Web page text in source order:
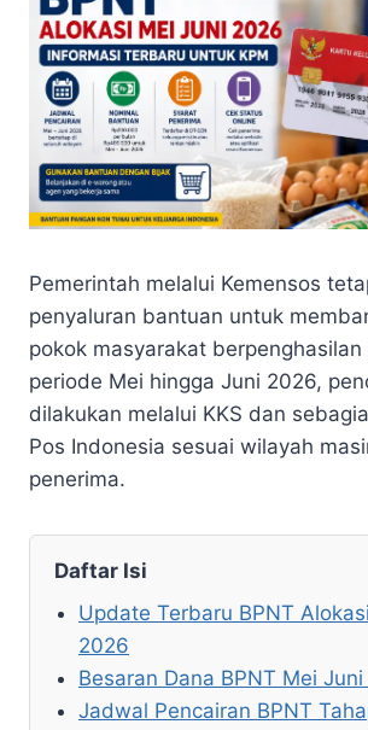
Pemerintah melalui Kemensos
penyaluran bantuan untuk
pokok masyarakat
periode Mei hingga Juni 2026,
dilakukan melalui KKS dan
Pos Indonesia sesuai wilayah
penerima.
Daftar Isi
Update Terbaru BPNT
2026
Besaran Dana BPNT Mei
Jadwal Pencairan BPNT